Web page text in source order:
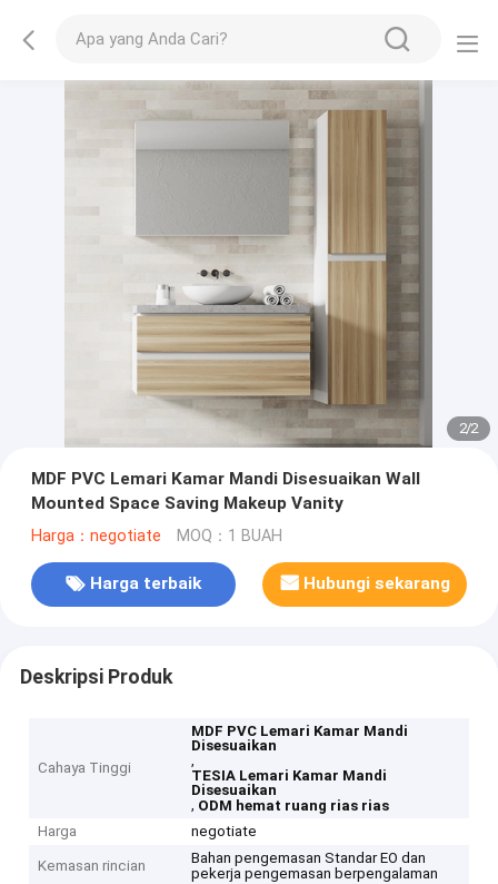
2/2
MDF PVC Lemari Kamar Mandi Disesuaikan Wall
Mounted Space Saving Makeup Vanity
Harga：negotiate MOQ：1 BUAH
Harga terbaik Hubungi sekarang
Deskripsi Produk
Cahaya Tinggi
MDF PVC Lemari Kamar Mandi
Disesuaikan
,
TESIA Lemari Kamar Mandi
Disesuaikan
, ODM hemat ruang rias rias
Harga
negotiate
Kemasan rincian
Bahan pengemasan Standar EO dan
pekerja pengemasan berpengalaman